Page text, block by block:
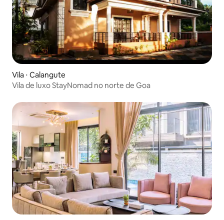
Vila ⋅ Calangute
Vila de luxo StayNomad no norte de Goa